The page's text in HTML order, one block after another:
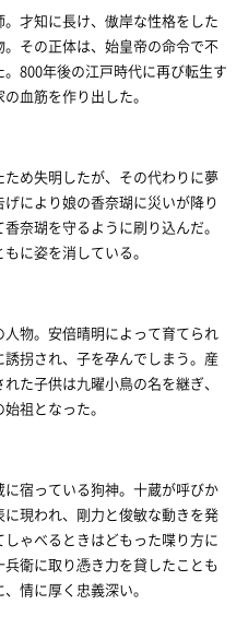
才知に長け、傲岸な性格をした
その正体は、始皇帝の命令で不
800年後の江戸時代に再び転生す
血筋を作り出した。
め失明したが、その代わりに夢
により娘の香奈瑚に災いが降り
奈瑚を守るように刷り込んだ。
に姿を消している。
人物。安倍晴明によって育てられ
拐され、子を孕んでしまう。産
た子供は九曜小鳥の名を継ぎ、
祖となった。
に宿っている狗神。十蔵が呼びか
現われ、剛力と俊敏な動きを発
ゃべるときはどもった喋り方に
衛に取り憑き力を貸したことも
情に厚く忠義深い。